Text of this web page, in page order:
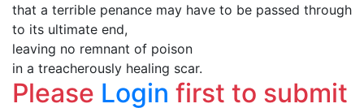
that a terrible penance may have to be passed through
to its ultimate end,
leaving no remnant of poison
in a treacherously healing scar.
Please Login first to submit